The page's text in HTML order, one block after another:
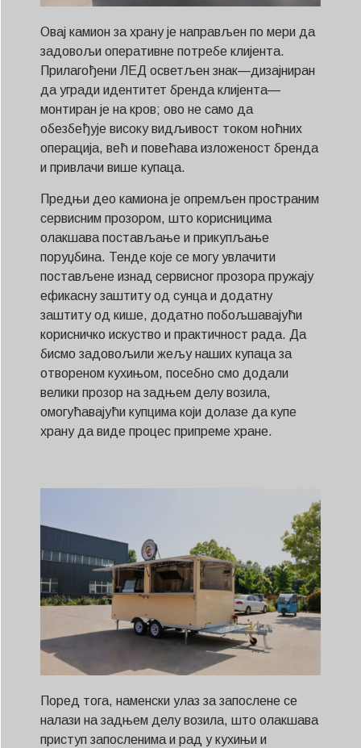
Овај камион за храну је направљен по мери да
задовољи оперативне потребе клијента.
Прилагођени ЛЕД осветљен знак—дизајниран
да угради идентитет бренда клијента—
монтиран је на кров; ово не само да
обезбеђује високу видљивост током ноћних
операција, већ и повећава изложеност бренда
и привлачи више купаца.
Предњи део камиона је опремљен пространим
сервисним прозором, што корисницима
олакшава постављање и прикупљање
поруџбина. Тенде које се могу увлачити
постављене изнад сервисног прозора пружају
ефикасну заштиту од сунца и додатну
заштиту од кише, додатно побољшавајући
корисничко искуство и практичност рада. Да
бисмо задовољили жељу наших купаца за
отвореном кухињом, посебно смо додали
велики прозор на задњем делу возила,
омогућавајући купцима који долазе да купе
храну да виде процес припреме хране.
Поред тога, наменски улаз за запослене се
налази на задњем делу возила, што олакшава
приступ запосленима и рад у кухињи и